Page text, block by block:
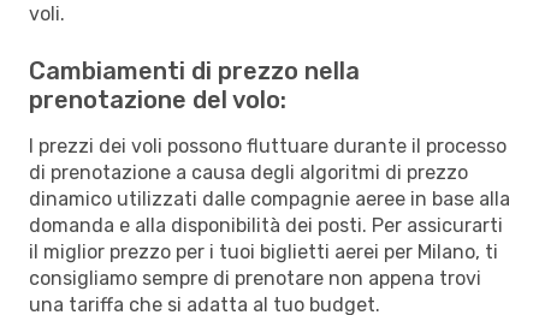
voli.
Cambiamenti di prezzo nella
prenotazione del volo:
I prezzi dei voli possono fluttuare durante il processo
di prenotazione a causa degli algoritmi di prezzo
dinamico utilizzati dalle compagnie aeree in base alla
domanda e alla disponibilità dei posti. Per assicurarti
il miglior prezzo per i tuoi biglietti aerei per Milano, ti
consigliamo sempre di prenotare non appena trovi
una tariffa che si adatta al tuo budget.